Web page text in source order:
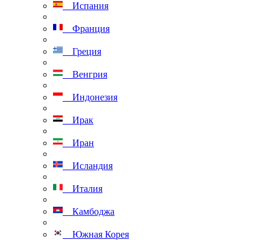
Испания
Франция
Греция
Венгрия
Индонезия
Ирак
Иран
Исландия
Италия
Камбоджа
Южная Корея